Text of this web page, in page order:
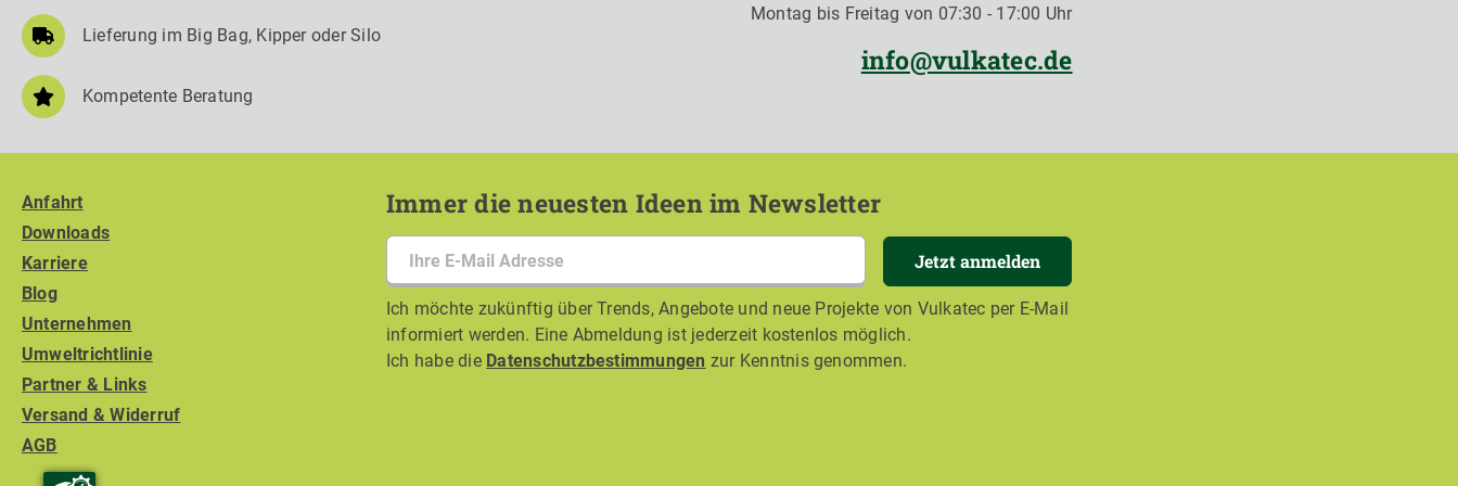
Lieferung im Big Bag, Kipper oder Silo
Kompetente Beratung
Montag bis Freitag von 07:30 - 17:00 Uhr
info@vulkatec.de
Anfahrt
Downloads
Karriere
Blog
Unternehmen
Umweltrichtlinie
Partner & Links
Versand & Widerruf
AGB
Immer die neuesten Ideen im Newsletter
Jetzt anmelden
Ich möchte zukünftig über Trends, Angebote und neue Projekte von Vulkatec per E-Mail
informiert werden. Eine Abmeldung ist jederzeit kostenlos möglich.
Ich habe die Datenschutzbestimmungen zur Kenntnis genommen.